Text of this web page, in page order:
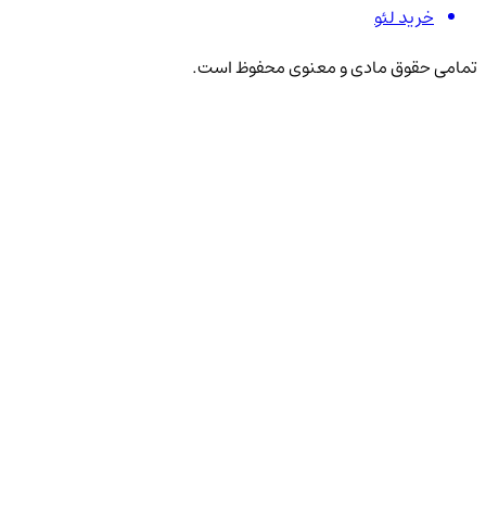
خرید لئو
تمامی حقوق مادی و معنوی محفوظ است.